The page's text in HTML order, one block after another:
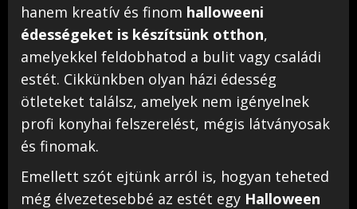
hanem kreatív és finom halloweeni
édességeket is készítsünk otthon,
amelyekkel feldobhatod a bulit vagy családi
estét. Cikkünkben olyan házi édesség
ötleteket találsz, amelyek nem igényelnek
profi konyhai felszerelést, mégis látványosak
és finomak.
Emellett szót ejtünk arról is, hogyan teheted
még élvezetesebbé az estét egy Halloween